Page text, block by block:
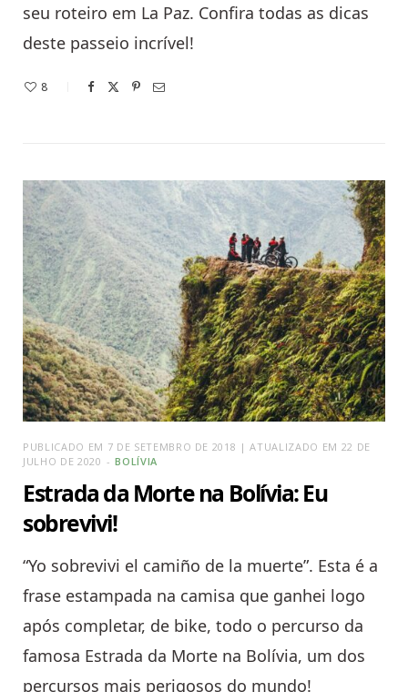
seu roteiro em La Paz. Confira todas as dicas
deste passeio incrível!
8
PUBLICADO EM 7 DE SETEMBRO DE 2018 | ATUALIZADO EM 22 DE
JULHO DE 2020
BOLÍVIA
Estrada da Morte na Bolívia: Eu
sobrevivi!
“Yo sobrevivi el camiño de la muerte”. Esta é a
frase estampada na camisa que ganhei logo
após completar, de bike, todo o percurso da
famosa Estrada da Morte na Bolívia, um dos
percursos mais perigosos do mundo!